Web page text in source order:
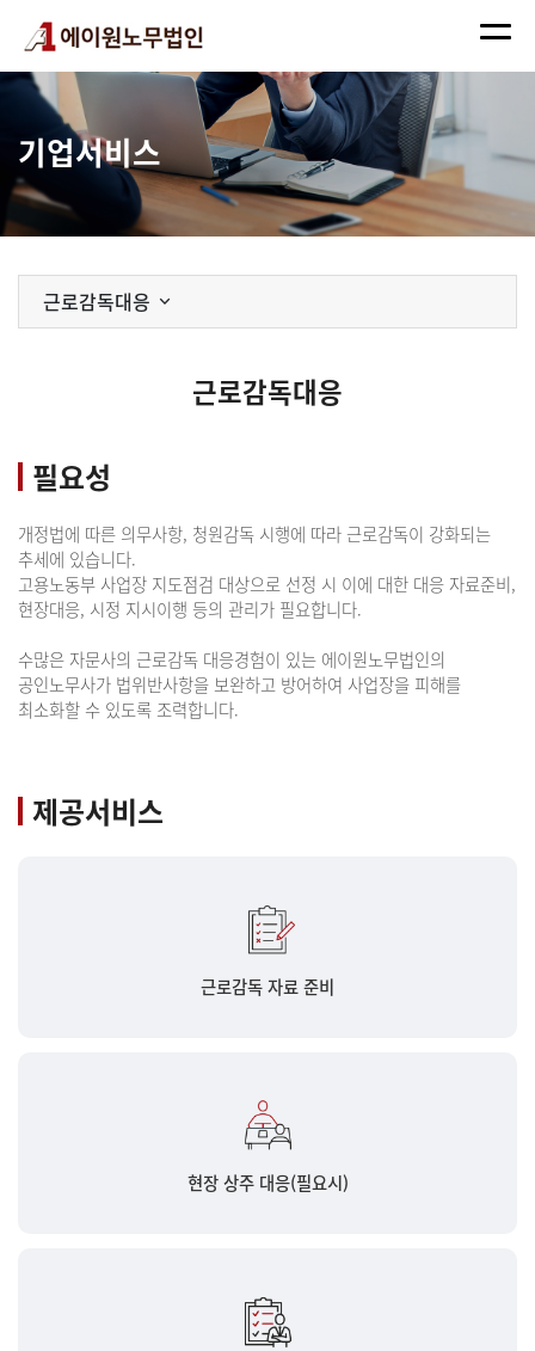
기업서비스
근로감독대응
근로감독대응
필요성
개정법에 따른 의무사항, 청원감독 시행에 따라 근로감독이 강화되는
추세에 있습니다.
고용노동부 사업장 지도점검 대상으로 선정 시 이에 대한 대응 자료준비,
현장대응, 시정 지시이행 등의 관리가 필요합니다.
수많은 자문사의 근로감독 대응경험이 있는 에이원노무법인의
공인노무사가 법위반사항을 보완하고 방어하여 사업장을 피해를
최소화할 수 있도록 조력합니다.
제공서비스
근로감독 자료 준비
현장 상주 대응(필요시)